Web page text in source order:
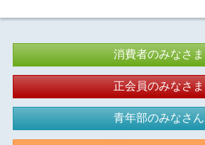
消費者のみなさま
正会員のみなさま
青年部のみなさん